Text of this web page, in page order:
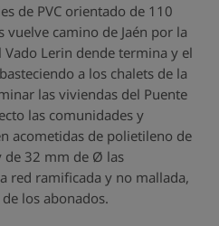
de PVC orientado de 110
camino de Jaén por la
Lerin dende termina y el
a los chalets de la
las viviendas del Puente
las comunidades y
acometidas de polietileno de
de 32 mm de Ø las
red ramificada y no mallada,
los abonados.